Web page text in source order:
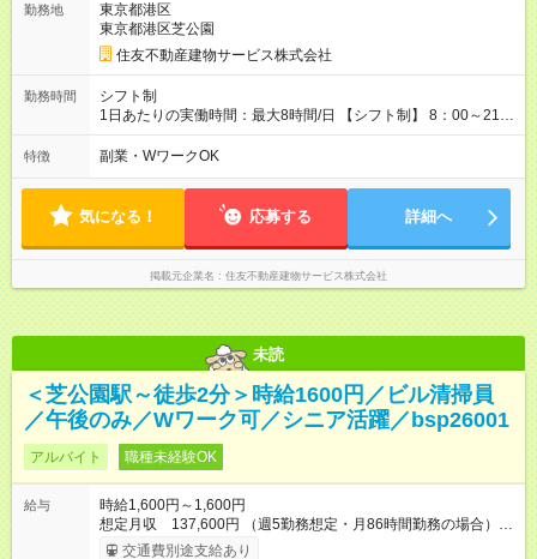
の無料利用（約200コース）他 【試用期間】試用期間あり 試用
期間の長さ：3ヶ月 雇用形態、給与は本採用時と同じです。
勤務地
東京都港区
東京都港区芝公園
住友不動産建物サービス株式会社
勤務時間
シフト制
1日あたりの実働時間：最大8時間/日 【シフト制】 8：00～21：
00の間でシフト制 ※近隣エリア（徒歩圏内）の複数のビルでご
特徴 副業・WワークOK
気になる！ 応募する 詳細へ
掲載元企業名 住友不動産建物サービス株式会社
未読
＜芝公園駅～徒歩2分＞時給1600円／ビル清掃員
／午後のみ／Wワーク可／シニア活躍／bsp26001
アルバイト 職種未経験OK
給与
時給1,600円～1,600円
想定月収 137,600円 （週5勤務想定・月86時間勤務の場合）
【交通費】 通勤交通費全額支給（公共交通機関のみ）※原則最
交通費別途支給あり